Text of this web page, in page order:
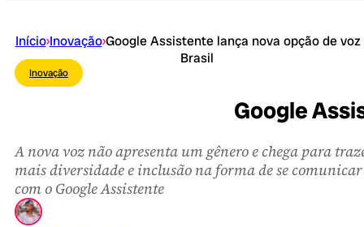
Início›Inovação›Google Assistente lança nova opção de voz
Brasil
Inovação
Google
A nova voz não apresenta um gênero e chega para
mais diversidade e inclusão na forma de se comunicar
com o Google Assistente